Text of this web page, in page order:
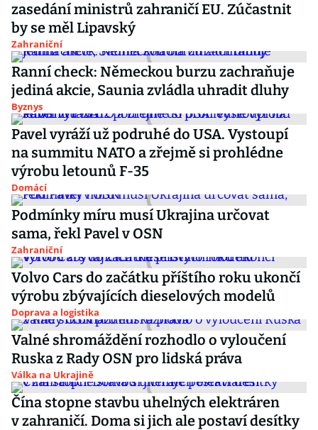
zasedání ministrů zahraničí EU. Zúčastnit
by se měl Lipavský
Zahraniční
Ranní check: Německou burzu zachraňuje
jediná akcie, Saunia zvládla uhradit dluhy
Byznys
Pavel vyráží už podruhé do USA. Vystoupí
na summitu NATO a zřejmě si prohlédne
výrobu letounů F-35
Domácí
Podmínky míru musí Ukrajina určovat
sama, řekl Pavel v OSN
Zahraniční
Volvo Cars do začátku příštího roku ukončí
výrobu zbývajících dieselových modelů
Doprava a logistika
Valné shromáždění rozhodlo o vyloučení
Ruska z Rady OSN pro lidská práva
Válka na Ukrajině
Čína stopne stavbu uhelných elektráren
v zahraničí. Doma si jich ale postaví desítky